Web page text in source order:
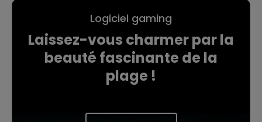
Logiciel gaming
Laissez-vous charmer par la
beauté fascinante de la
plage !